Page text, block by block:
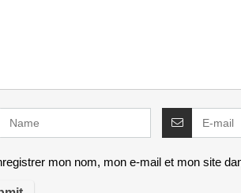
mon nom, mon e-mail et mon site